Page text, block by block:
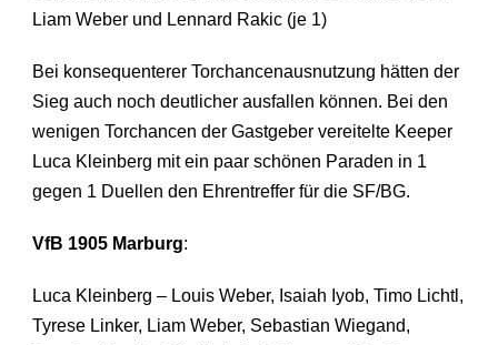
Liam Weber und Lennard Rakic (je 1)
Bei konsequenterer Torchancenausnutzung hätten der
Sieg auch noch deutlicher ausfallen können. Bei den
wenigen Torchancen der Gastgeber vereitelte Keeper
Luca Kleinberg mit ein paar schönen Paraden in 1
gegen 1 Duellen den Ehrentreffer für die SF/BG.
VfB 1905 Marburg:
Luca Kleinberg – Louis Weber, Isaiah Iyob, Timo Lichtl,
Tyrese Linker, Liam Weber, Sebastian Wiegand,